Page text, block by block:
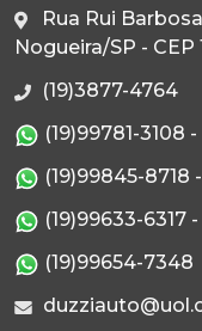
Rua Rui
Nogueira/SP - CEP
(19)3877-4764
(19)99781-3108
(19)99845-8718
(19)99633-6317
(19)99654-7348